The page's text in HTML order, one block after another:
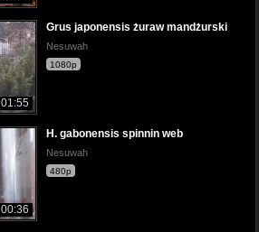
01:55
Grus japonensis żuraw mandżurski
Nesuwah
1080p
00:36
H. gabonensis spinnin web
Nesuwah
480p